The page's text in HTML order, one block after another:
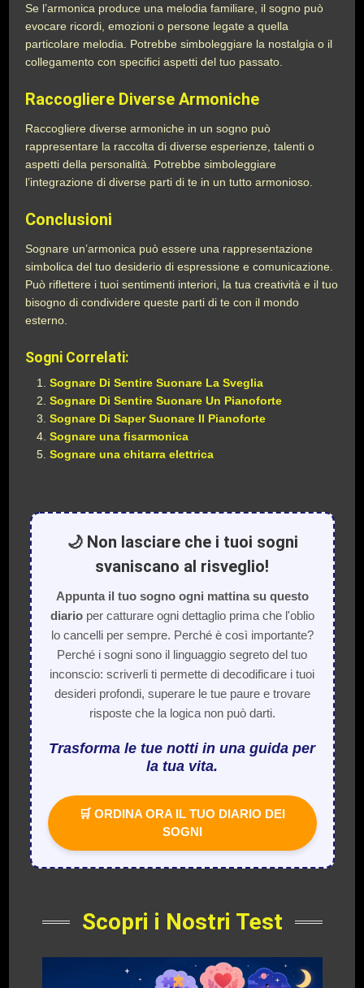
Se l’armonica produce una melodia familiare, il sogno può
evocare ricordi, emozioni o persone legate a quella
particolare melodia. Potrebbe simboleggiare la nostalgia o il
collegamento con specifici aspetti del tuo passato.
Raccogliere Diverse Armoniche
Raccogliere diverse armoniche in un sogno può
rappresentare la raccolta di diverse esperienze, talenti o
aspetti della personalità. Potrebbe simboleggiare
l’integrazione di diverse parti di te in un tutto armonioso.
Conclusioni
Sognare un’armonica può essere una rappresentazione
simbolica del tuo desiderio di espressione e comunicazione.
Può riflettere i tuoi sentimenti interiori, la tua creatività e il tuo
bisogno di condividere queste parti di te con il mondo
esterno.
Sogni Correlati:
Sognare Di Sentire Suonare La Sveglia
Sognare Di Sentire Suonare Un Pianoforte
Sognare Di Saper Suonare Il Pianoforte
Sognare una fisarmonica
Sognare una chitarra elettrica
🌙 Non lasciare che i tuoi sogni
svaniscano al risveglio!
Appunta il tuo sogno ogni mattina su questo
diarioper catturare ogni dettaglio prima che l'oblio
lo cancelli per sempre. Perché è così importante?
Perché i sogni sono il linguaggio segreto del tuo
inconscio: scriverli ti permette di decodificare i tuoi
desideri profondi, superare le tue paure e trovare
risposte che la logica non può darti.
Trasforma le tue notti in una guida per
la tua vita.
🛒 ORDINA ORA IL TUO DIARIO DEI
SOGNI
Scopri i Nostri Test